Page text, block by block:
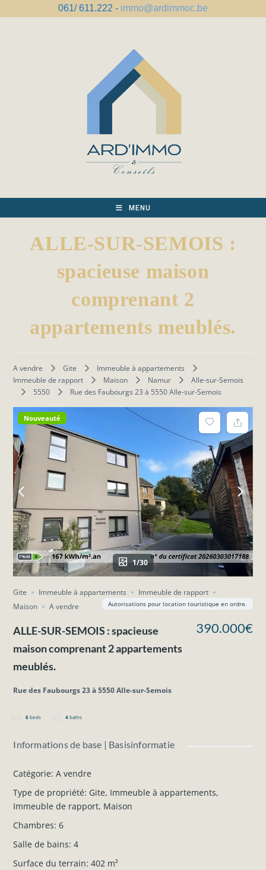
061/ 611.222 - immo@ardimmoc.be
MENU
ALLE-SUR-SEMOIS :
spacieuse maison
comprenant 2
appartements meublés.
A vendre Gite
Immeuble à appartements
Immeuble de rapport
Maison Namur
Alle-sur-Semois
5550
Rue des Faubourgs 23 à 5550 Alle-sur-Semois
Nouveauté
1/30
Gite Immeuble à appartements
Immeuble de rapport
Maison
A vendre
ALLE-SUR-SEMOIS : spacieuse
maison comprenant 2 appartements
meublés.
Rue des Faubourgs 23 à 5550 Alle-sur-Semois
6 beds 4 baths
390.000€
Autorisations pour location touristique en ordre.
Informations de base | Basisinformatie
Catégorie: A vendre
Type de propriété: Gite, Immeuble à appartements,
Immeuble de rapport, Maison
Chambres: 6
Salle de bains: 4
Surface du terrain: 402 m²